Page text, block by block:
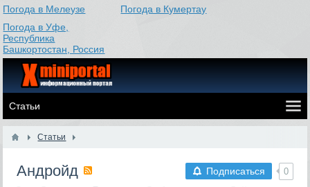
Погода в Мелеузе
Погода в Кумертау
Погода в Уфе,
Республика
Башкортостан, Россия
Статьи
Подписаться 0
Андройд